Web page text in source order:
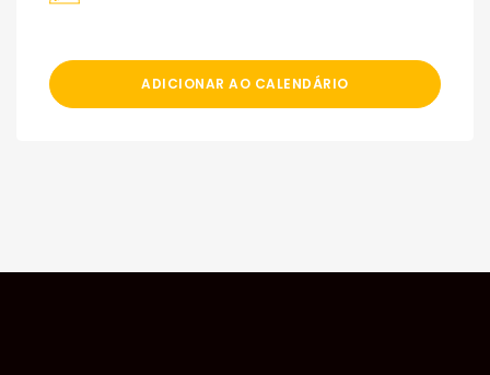
ADICIONAR AO CALENDÁRIO